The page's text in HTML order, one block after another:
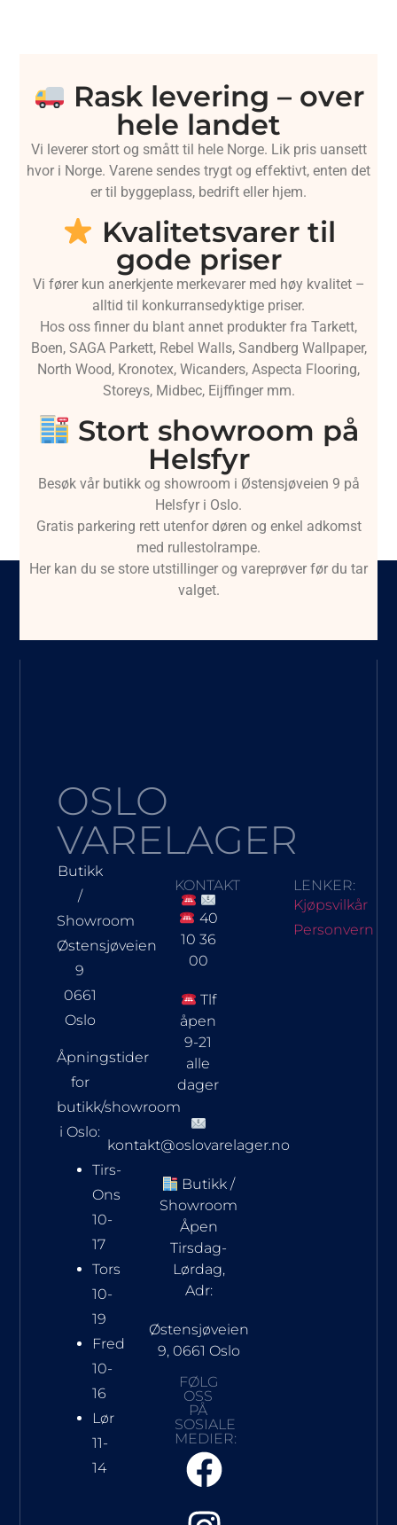
Rask levering – over
hele landet
Vi leverer stort og smått til hele Norge. Lik pris uansett
hvor i Norge. Varene sendes trygt og effektivt, enten det
er til byggeplass, bedrift eller hjem.
Kvalitetsvarer til
gode priser
Vi fører kun anerkjente merkevarer med høy kvalitet –
alltid til konkurransedyktige priser.
Hos oss finner du blant annet produkter fra Tarkett,
Boen, SAGA Parkett, Rebel Walls, Sandberg Wallpaper,
North Wood, Kronotex, Wicanders, Aspecta Flooring,
Storeys, Midbec, Eijffinger mm.
Stort showroom på
Helsfyr
Besøk vår butikk og showroom i Østensjøveien 9 på
Helsfyr i Oslo.
Gratis parkering rett utenfor døren og enkel adkomst
med rullestolrampe.
Her kan du se store utstillinger og vareprøver før du tar
valget.
OSLO
VARELAGER
Butikk
/
Showroom
Østensjøveien
9
0661
Oslo
Åpningstider
for
butikk/showroom
i Oslo:
Tirs-
Ons
10-
17
Tors
10-
19
Fred
10-
16
Lør
11-
14
KONTAKT
40
10 36
00
Tlf
åpen
9-21
alle
dager
kontakt@oslovarelager.no
Butikk /
Showroom
Åpen
Tirsdag-
Lørdag,
Adr:
Østensjøveien
9, 0661 Oslo
FØLG
OSS
PÅ
SOSIALE
MEDIER:
LENKER:
Kjøpsvilkår
Personvern